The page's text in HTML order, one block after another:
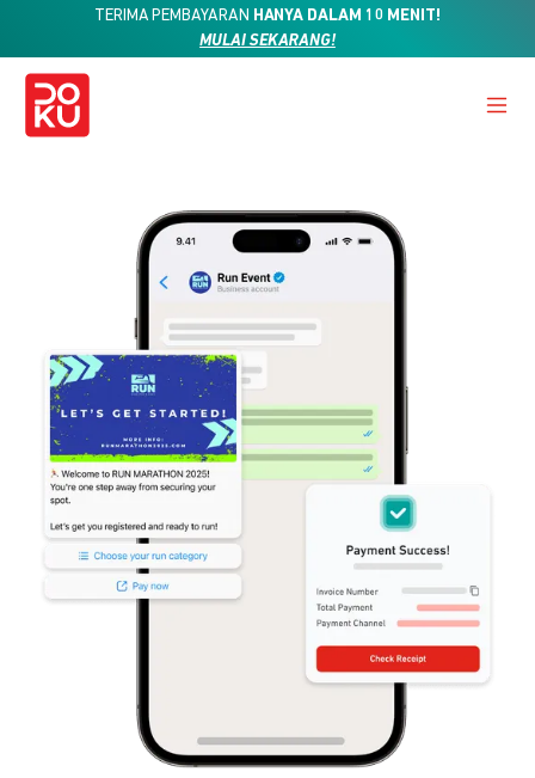
TERIMA PEMBAYARAN HANYA DALAM 10 MENIT!
MULAI SEKARANG!